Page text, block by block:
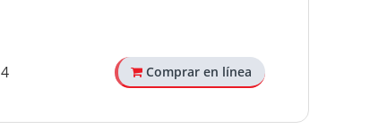
4 Comprar en línea